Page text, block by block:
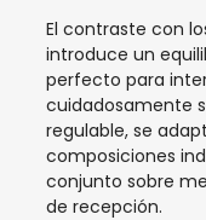
El contraste con
introduce un
perfecto para
cuidadosamente
regulable, se
composiciones
conjunto sobre
de recepción.